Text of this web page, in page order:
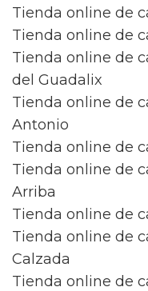
Tienda online de
Tienda online de
Tienda online de
del Guadalix
Tienda online de
Antonio
Tienda online de
Tienda online de
Arriba
Tienda online de
Tienda online de
Calzada
Tienda online de